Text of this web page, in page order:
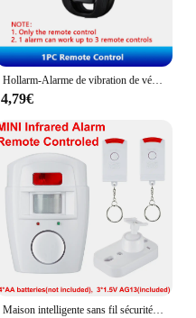
Hollarm-Alarme de vibration de vélo, alarme de moto sans fil, antivol, télécommande aste USB, système de sécurité étanche
4,79€
Maison intelligente sans fil sécurité à domicile alerte PIR capteur infrarouge système d'alarme antivol détecteur de mouvement alarme 105DB sirène